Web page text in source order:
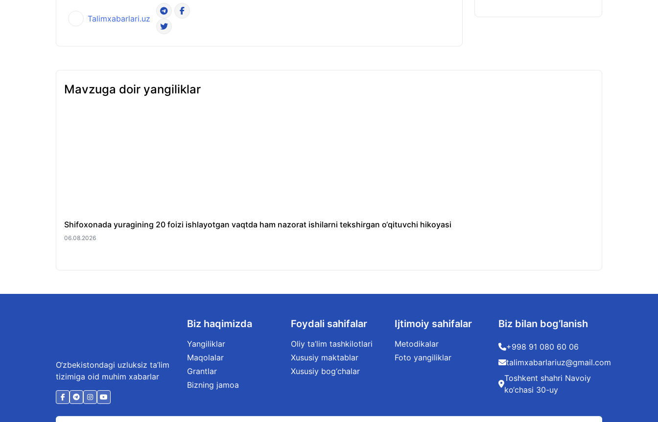
Talimxabarlari.uz
Mavzuga doir yangiliklar
Shifoxonada yuragining 20 foizi ishlayotgan vaqtda ham nazorat ishilarni tekshirgan o‘qituvchi hikoyasi
06.08.2026
O‘zbekistondagi uzluksiz ta’lim
tizimiga oid muhim xabarlar
Biz haqimizda
Yangiliklar
Maqolalar
Grantlar
Bizning jamoa
Foydali sahifalar
Oliy ta’lim tashkilotlari
Xususiy maktablar
Xususiy bog‘chalar
Ijtimoiy sahifalar
Metodikalar
Foto yangiliklar
Biz bilan bog’lanish
+998 91 080 60 06
talimxabarlariuz@gmail.com
Toshkent shahri Navoiy
ko‘chasi 30-uy